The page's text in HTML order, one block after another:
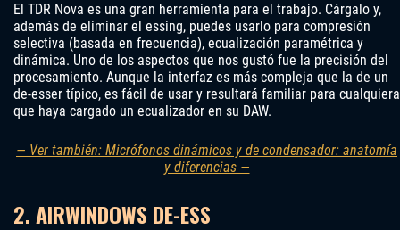
El TDR Nova es una gran herramienta para el trabajo. Cárgalo y,
además de eliminar el essing, puedes usarlo para compresión
selectiva (basada en frecuencia), ecualización paramétrica y
dinámica. Uno de los aspectos que nos gustó fue la precisión del
procesamiento. Aunque la interfaz es más compleja que la de un
de-esser típico, es fácil de usar y resultará familiar para cualquiera
que haya cargado un ecualizador en su DAW.
— Ver también: Micrófonos dinámicos y de condensador: anatomía
y diferencias —
2. AIRWINDOWS DE-ESS